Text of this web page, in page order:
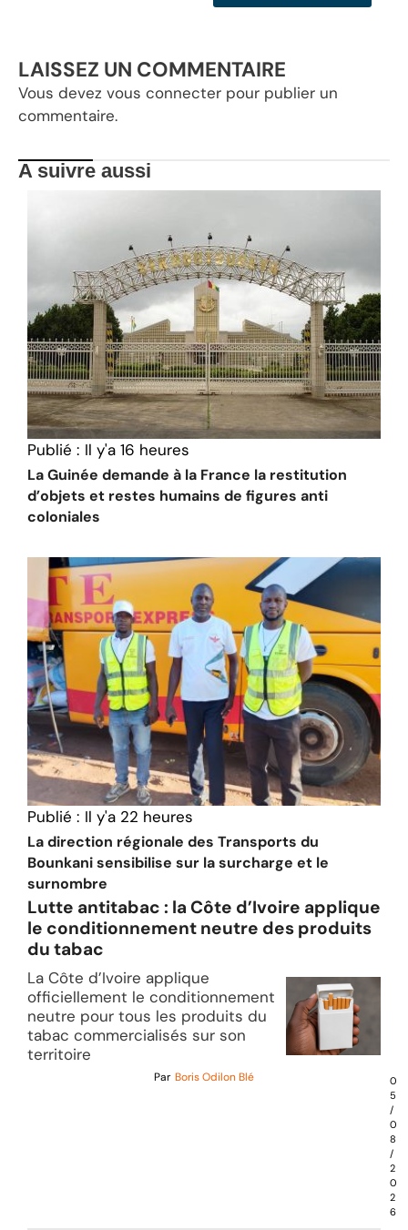
LAISSEZ UN COMMENTAIRE
Vous devez vous connecter pour publier un
commentaire.
A suivre aussi
Publié : Il y'a 16 heures
La Guinée demande à la France la restitution
d’objets et restes humains de figures anti
coloniales
Publié : Il y'a 22 heures
La direction régionale des Transports du
Bounkani sensibilise sur la surcharge et le
surnombre
Lutte antitabac : la Côte d’Ivoire applique
le conditionnement neutre des produits
du tabac
La Côte d’Ivoire applique
officiellement le conditionnement
neutre pour tous les produits du
tabac commercialisés sur son
territoire
Par Boris Odilon Blé
0
5
/
0
8
/
2
0
2
6